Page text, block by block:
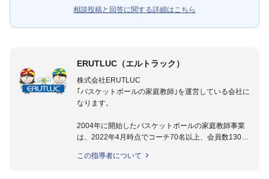
相談投稿と回答に関する詳細はこちら
ERUTLUC（エルトラック）
株式会社ERUTLUC
｢バスケットボールの家庭教師｣を運営している会社に
なります。
2004年に開始したバスケットボールの家庭教師事業
は、2022年4月時点でコーチ70名以上、会員数1300
指導実績多数・各地講習会なども担当しており、「は
この指導者について